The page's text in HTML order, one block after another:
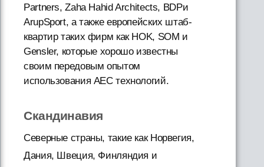
Partners, Zaha Hahid Architects, BDPи
ArupSport, а также европейских штаб-
квартир таких фирм как HOK, SOM и
Gensler, которые хорошо известны
своим передовым опытом
использования AEC технологий.
Скандинавия
Северные страны, такие как Норвегия,
Дания, Швеция, Финляндия и